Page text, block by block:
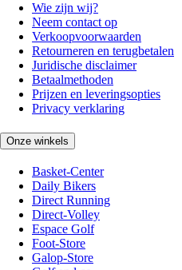
Wie zijn wij?
Neem contact op
Verkoopvoorwaarden
Retourneren en terugbetalen
Juridische disclaimer
Betaalmethoden
Prijzen en leveringsopties
Privacy verklaring
Onze winkels
Basket-Center
Daily Bikers
Direct Running
Direct-Volley
Espace Golf
Foot-Store
Galop-Store